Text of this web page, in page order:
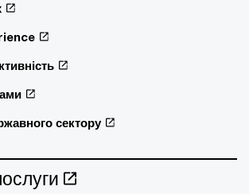
сектору